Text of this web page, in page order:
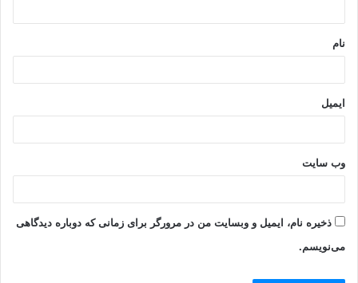
*
نام
ایمیل
وب‌ سایت
ذخیره نام، ایمیل و وبسایت من در مرورگر برای زمانی که دوباره دیدگاهی
می‌نویسم.